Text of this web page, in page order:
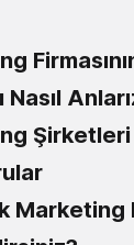
Nasıl
Şirketleri
Marketing